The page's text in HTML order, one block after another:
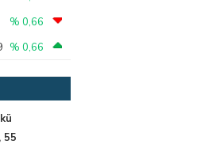
% 0,66
% 0,66
55